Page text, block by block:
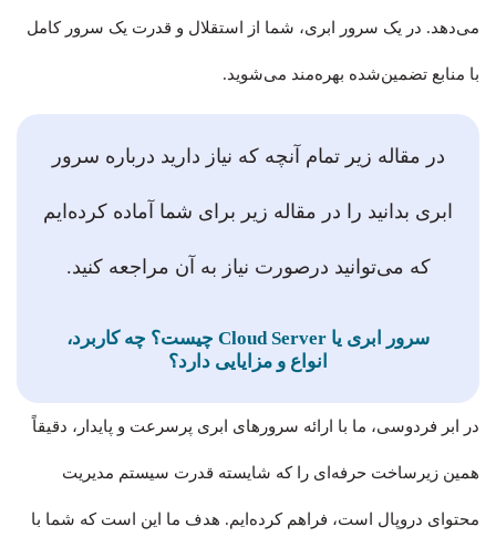
می‌دهد. در یک سرور ابری، شما از استقلال و قدرت یک سرور کامل
با منابع تضمین‌شده بهره‌مند می‌شوید.
در مقاله زیر تمام آنچه که نیاز دارید درباره سرور
ابری بدانید را در مقاله زیر برای شما آماده کرده‌ایم
که می‌توانید درصورت نیاز به آن مراجعه کنید.
سرور ابری یا Cloud Server چیست؟ چه کاربرد،
انواع و مزایایی دارد؟
در ابر فردوسی، ما با ارائه سرورهای ابری پرسرعت و پایدار، دقیقاً
همین زیرساخت حرفه‌ای را که شایسته قدرت سیستم مدیریت
محتوای دروپال است، فراهم کرده‌ایم. هدف ما این است که شما با